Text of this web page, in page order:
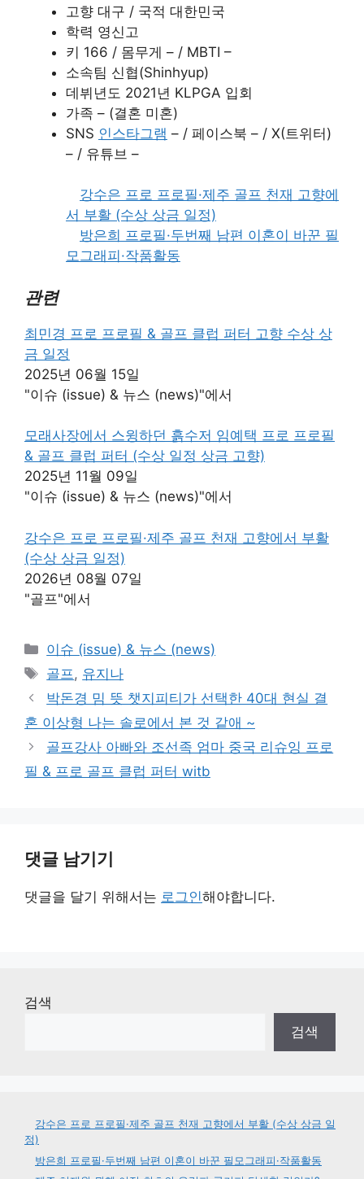
고향 대구 / 국적 대한민국
학력 영신고
키 166 / 몸무게 – / MBTI –
소속팀 신협(Shinhyup)
데뷔년도 2021년 KLPGA 입회
가족 – (결혼 미혼)
SNS 인스타그램 – / 페이스북 – / X(트위터)
– / 유튜브 –
강수은 프로 프로필·제주 골프 천재 고향에
서 부활 (수상 상금 일정)
방은희 프로필·두번째 남편 이혼이 바꾼 필
모그래피·작품활동
관련
최민경 프로 프로필 & 골프 클럽 퍼터 고향 수상 상
금 일정
2025년 06월 15일
"이슈 (issue) & 뉴스 (news)"에서
모래사장에서 스윙하던 흙수저 임예택 프로 프로필
& 골프 클럽 퍼터 (수상 일정 상금 고향)
2025년 11월 09일
"이슈 (issue) & 뉴스 (news)"에서
강수은 프로 프로필·제주 골프 천재 고향에서 부활
(수상 상금 일정)
2026년 08월 07일
"골프"에서
카
테
리
이슈 (issue) & 뉴스 (news)
태
그
골프 , 유지나
박돈경 밈 뜻 챗지피티가 선택한 40대 현실 결
혼 이상형 나는 솔로에서 본 것 같애 ~
골프강사 아빠와 조선족 엄마 중국 리슈잉 프로
필 & 프로 골프 클럽 퍼터 witb
댓글 남기기
댓글을 달기 위해서는 로그인해야합니다.
검색
검색
강수은 프로 프로필·제주 골프 천재 고향에서 부활 (수상 상금 일
정)
방은희 프로필·두번째 남편 이혼이 바꾼 필모그래피·작품활동